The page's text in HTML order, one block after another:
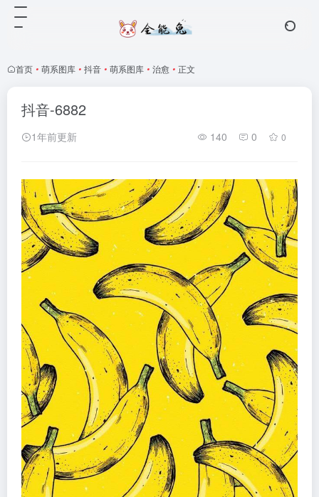
首页 • 萌系图库 • 抖音 • 萌系图库 • 治愈 • 正文
抖音-6882
1年前更新 140 0 0